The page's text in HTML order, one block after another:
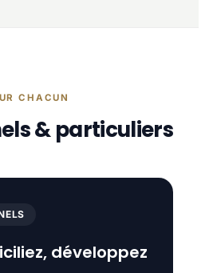
CHACUN
& particuliers
développez